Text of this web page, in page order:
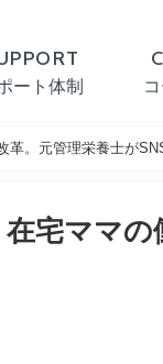
ート体制
革。元管理栄養士が
在宅ママ